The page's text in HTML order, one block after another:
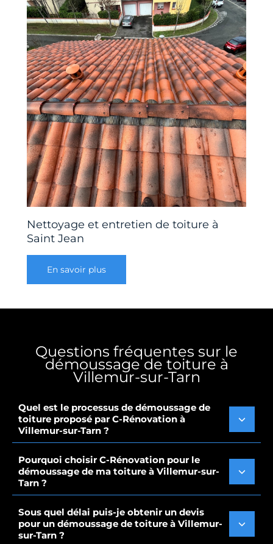
Nettoyage et entretien de toiture à
Saint Jean
En savoir plus
Questions fréquentes sur le
démoussage de toiture à
Villemur-sur-Tarn
Quel est le processus de démoussage de
toiture proposé par C-Rénovation à
Villemur-sur-Tarn ?
Pourquoi choisir C-Rénovation pour le
démoussage de ma toiture à Villemur-sur-
Tarn ?
Sous quel délai puis-je obtenir un devis
pour un démoussage de toiture à Villemur-
sur-Tarn ?